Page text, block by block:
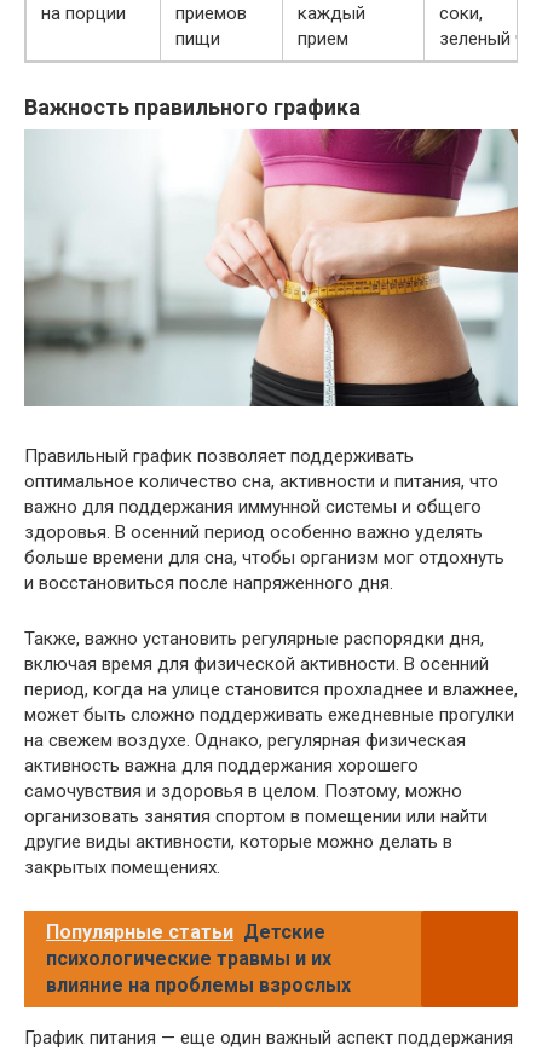
на порции
приемов
пищи
каждый
прием
соки,
зеленый
Важность правильного графика
Правильный график позволяет поддерживать
оптимальное количество сна, активности и питания, что
важно для поддержания иммунной системы и общего
здоровья. В осенний период особенно важно уделять
больше времени для сна, чтобы организм мог отдохнуть
и восстановиться после напряженного дня.
Также, важно установить регулярные распорядки дня,
включая время для физической активности. В осенний
период, когда на улице становится прохладнее и влажнее,
может быть сложно поддерживать ежедневные прогулки
на свежем воздухе. Однако, регулярная физическая
активность важна для поддержания хорошего
самочувствия и здоровья в целом. Поэтому, можно
организовать занятия спортом в помещении или найти
другие виды активности, которые можно делать в
закрытых помещениях.
Популярные статьи Детские
психологические травмы и их
влияние на проблемы взрослых
График питания — еще один важный аспект поддержания